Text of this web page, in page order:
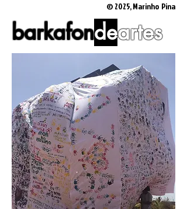
© 2025, Marinho Pina
barkafondeartes